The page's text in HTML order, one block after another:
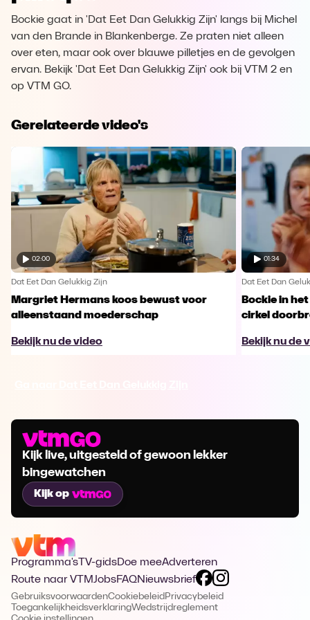
Bockie gaat in 'Dat Eet Dan Gelukkig Zijn' langs bij Michel
van den Brande in Blankenberge. Ze praten niet alleen
over eten, maar ook over blauwe pilletjes en de gevolgen
ervan. Bekijk 'Dat Eet Dan Gelukkig Zijn' ook bij VTM 2 en
op VTM GO.
Gerelateerde video's
02:00
Dat Eet Dan Gelukkig Zijn
Margriet Hermans koos bewust voor
alleenstaand moederschap
Bekijk nu de video
01:34
Dat Eet Dan
Bockie in
cirkel
Bekijk nu de
Kijk live, uitgesteld of gewoon lekker
bingewatchen
Kijk op
Programma's TV-gidsDoe meeAdverteren
Route naar VTMJobsFAQNieuwsbrief
GebruiksvoorwaardenCookiebeleid Privacybeleid
ToegankelijkheidsverklaringWedstrijdreglement